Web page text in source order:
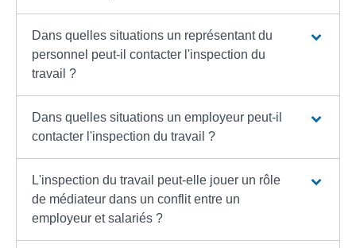
Dans quelles situations un représentant du
personnel peut-il contacter l'inspection du
travail ?
Dans quelles situations un employeur peut-il
contacter l'inspection du travail ?
L'inspection du travail peut-elle jouer un rôle
de médiateur dans un conflit entre un
employeur et salariés ?